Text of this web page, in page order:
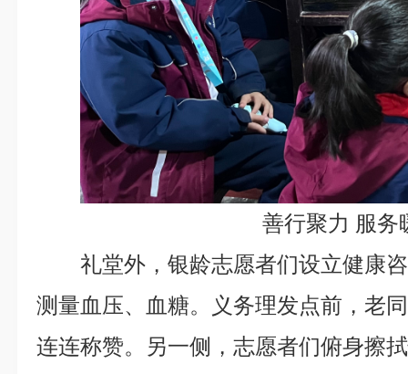
善行聚力 服务
礼堂外，银龄志愿者们设立健康
测量血压、血糖。义务理发点前，老
连连称赞。另一侧，志愿者们俯身擦